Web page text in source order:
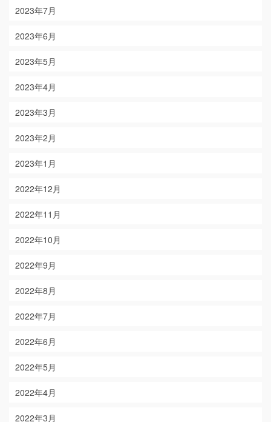
2023年7月
2023年6月
2023年5月
2023年4月
2023年3月
2023年2月
2023年1月
2022年12月
2022年11月
2022年10月
2022年9月
2022年8月
2022年7月
2022年6月
2022年5月
2022年4月
2022年3月